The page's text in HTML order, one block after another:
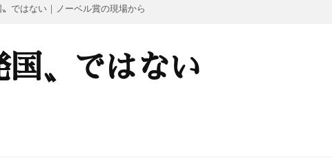
〟ではない｜ノーベル賞の現場から
国〟ではない